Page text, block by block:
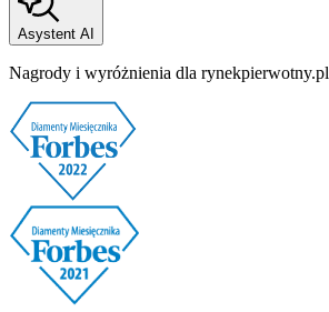
Asystent AI
Nagrody i wyróżnienia dla rynekpierwotny.pl